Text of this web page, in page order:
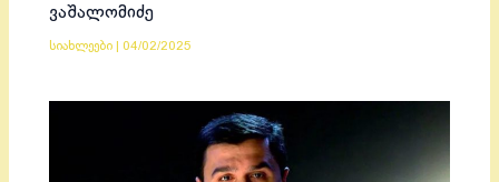
ვაშალომიძე
სიახლეები 04/02/2025